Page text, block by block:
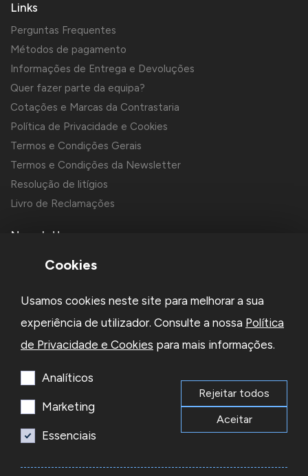
Links
Perguntas Frequentes
Métodos de pagamento
Informações de Entrega e Devoluções
Quer fazer parte da equipa?
Cotações e Marcas da Contrastaria
Política de Privacidade e Cookies
Termos e Condições Gerais
Termos e Condições da Newsletter
Resolução de litígios
Livro de Reclamações
Newsletter
Li e aceito aPolítica de Privacidadee os Termos e Condições
Subscrever
© 2026 Reacel Todos os direitos reservados.
Cookies
Usamos cookies neste site para melhorar a sua
experiência de utilizador. Consulte a nossa Política
de Privacidade e Cookies para mais informações.
Analíticos
Marketing
Essenciais
Rejeitar todos
Aceitar